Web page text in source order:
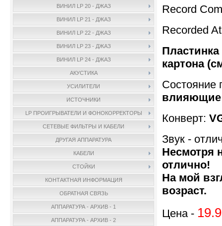
ВИНИЛ LP 20 - ДЖАЗ
ВИНИЛ LP 21 - ДЖАЗ
ВИНИЛ LP 22 - ДЖАЗ
ВИНИЛ LP 23 - ДЖАЗ
ВИНИЛ LP 24 - ДЖАЗ
АКУСТИКА
УСИЛИТЕЛИ
ИСТОЧНИКИ
LP ПРОИГРЫВАТЕЛИ И ФОНОКОРРЕКТОРЫ
СЕТЕВЫЕ ФИЛЬТРЫ И КАБЕЛИ
ДРУГАЯ АППАРАТУРА
КАБЕЛИ
СТОЙКИ
КОНТАКТНАЯ ИНФОРМАЦИЯ
ОБРАТНАЯ СВЯЗЬ
АППАРАТУРА - АРХИВ - 1
АППАРАТУРА - АРХИВ - 2
Record
Recorded
картона
Состояние
влияющие
Конверт:
Звук -
Несмотря
отлично!
На мой
возраст.
Цена -